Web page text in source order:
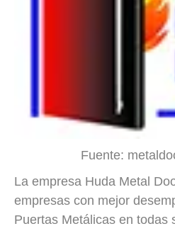
Fuente:
La empresa Huda Metal
empresas con mejor
Puertas Metálicas en todas